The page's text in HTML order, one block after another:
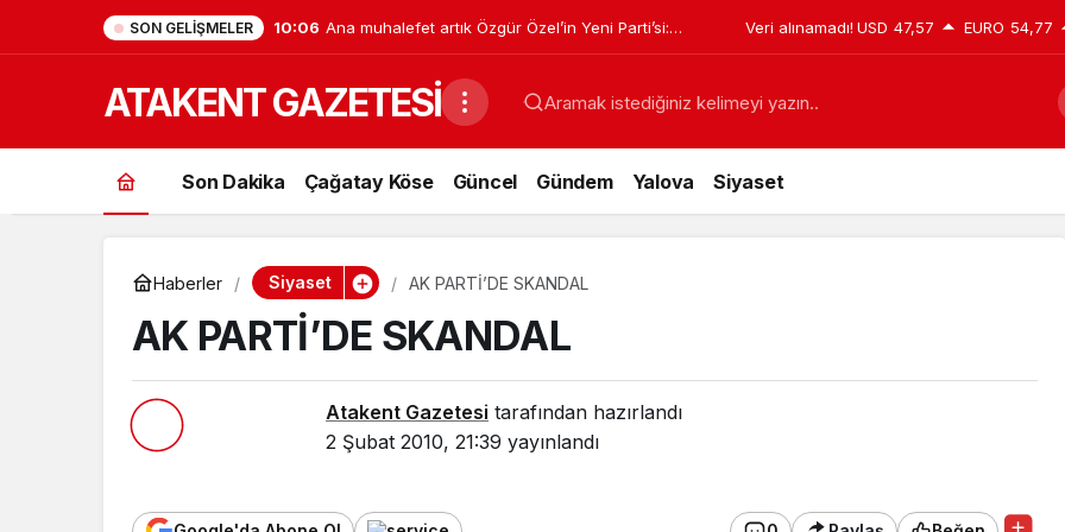
SON GELIŞMELER 10:06 Ana muhalefet artık Özgür Özel’in Yeni Parti’si:
CHP beşinci partiye düştü, Meclis’teki dağılım sil
baştan değişti
Veri alınamadı! USD 47,57 EURO 54,77
ATAKENT GAZETESİ Aramak istediğiniz kelimeyi yazın..
Son Dakika Çağatay Köse Güncel Gündem Yalova Siyaset
Haberler Siyaset AK PARTİ’DE SKANDAL
AK PARTİ’DE SKANDAL
Atakent Gazetesi tarafından hazırlandı
2 Şubat 2010, 21:39 yayınlandı